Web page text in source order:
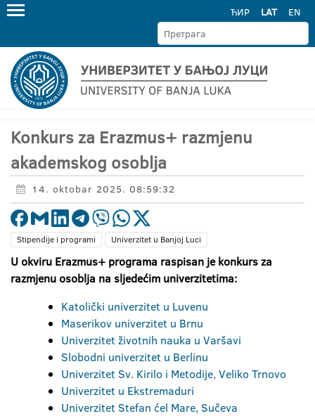
ЋИР LAT EN
Konkurs za Erazmus+ razmjenu
akademskog osoblja
14. oktobar 2025. 08:59:32
Stipendije i programi Univerzitet u Banjoj Luci
U okviru Erazmus+ programa raspisan je konkurs za
razmjenu osoblja na sljedećim univerzitetima:
Katolički univerzitet u Luvenu
Maserikov univerzitet u Brnu
Univerzitet životnih nauka u Varšavi
Slobodni univerzitet u Berlinu
Univerzitet Sv. Kirilo i Metodije, Veliko Trnovo
Univerzitet u Ekstremaduri
Univerzitet Stefan ćel Mare, Sučeva